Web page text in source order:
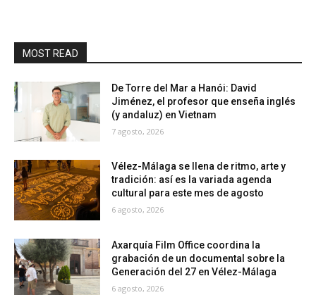
MOST READ
De Torre del Mar a Hanói: David
Jiménez, el profesor que enseña inglés
(y andaluz) en Vietnam
7 agosto, 2026
Vélez-Málaga se llena de ritmo, arte y
tradición: así es la variada agenda
cultural para este mes de agosto
6 agosto, 2026
Axarquía Film Office coordina la
grabación de un documental sobre la
Generación del 27 en Vélez-Málaga
6 agosto, 2026